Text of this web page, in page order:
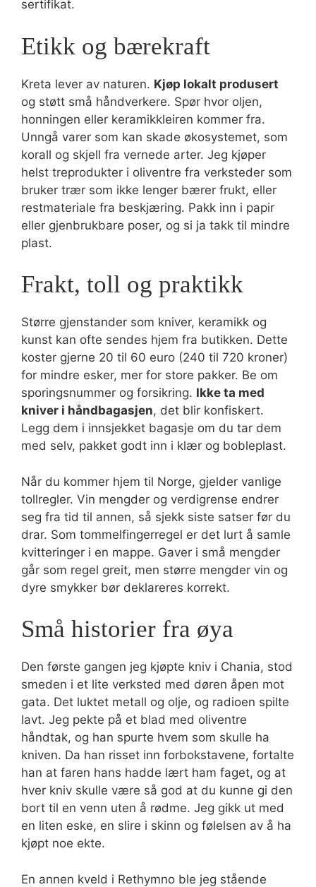
sertifikat.
Etikk og bærekraft
Kreta lever av naturen. Kjøp lokalt produsert
og støtt små håndverkere. Spør hvor oljen,
honningen eller keramikkleiren kommer fra.
Unngå varer som kan skade økosystemet, som
korall og skjell fra vernede arter. Jeg kjøper
helst treprodukter i oliventre fra verksteder som
bruker trær som ikke lenger bærer frukt, eller
restmateriale fra beskjæring. Pakk inn i papir
eller gjenbrukbare poser, og si ja takk til mindre
plast.
Frakt, toll og praktikk
Større gjenstander som kniver, keramikk og
kunst kan ofte sendes hjem fra butikken. Dette
koster gjerne 20 til 60 euro (240 til 720 kroner)
for mindre esker, mer for store pakker. Be om
sporingsnummer og forsikring. Ikke ta med
kniver i håndbagasjen, det blir konfiskert.
Legg dem i innsjekket bagasje om du tar dem
med selv, pakket godt inn i klær og bobleplast.
Når du kommer hjem til Norge, gjelder vanlige
tollregler. Vin mengder og verdigrense endrer
seg fra tid til annen, så sjekk siste satser før du
drar. Som tommelfingerregel er det lurt å samle
kvitteringer i en mappe. Gaver i små mengder
går som regel greit, men større mengder vin og
dyre smykker bør deklareres korrekt.
Små historier fra øya
Den første gangen jeg kjøpte kniv i Chania, stod
smeden i et lite verksted med døren åpen mot
gata. Det luktet metall og olje, og radioen spilte
lavt. Jeg pekte på et blad med oliventre
håndtak, og han spurte hvem som skulle ha
kniven. Da han risset inn forbokstavene, fortalte
han at faren hans hadde lært ham faget, og at
hver kniv skulle være så god at du kunne gi den
bort til en venn uten å rødme. Jeg gikk ut med
en liten eske, en slire i skinn og følelsen av å ha
kjøpt noe ekte.
En annen kveld i Rethymno ble jeg stående